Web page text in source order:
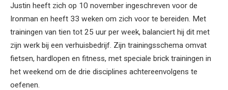
Justin heeft zich op 10 november ingeschreven voor de
Ironman en heeft 33 weken om zich voor te bereiden. Met
trainingen van tien tot 25 uur per week, balanciert hij dit met
zijn werk bij een verhuisbedrijf. Zijn trainingsschema omvat
fietsen, hardlopen en fitness, met speciale brick trainingen in
het weekend om de drie disciplines achtereenvolgens te
oefenen.